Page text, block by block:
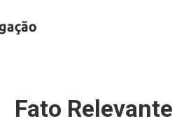
Fato Relevante